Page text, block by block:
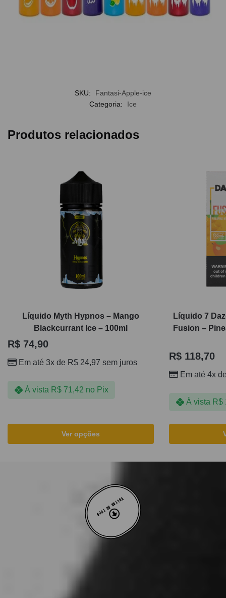
SKU:
Fantasi-Apple-ice
Categoria:
Ice
Produtos relacionados
Líquido Myth Hypnos – Mango
Blackcurrant Ice – 100ml
R$ 74,90
Em até 3x de R$ 24,97 sem juros
À vista R$71,42 no Pix
Ver opções
Líquido 7
Fusion –
R$ 118,70
Em até 4x
À vista R$
VOLTAR AO TOPO